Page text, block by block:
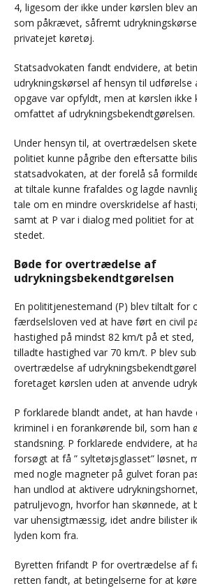
4, ligesom der ikke under kørslen blev
som påkrævet, såfremt
privatejet køretøj.
Statsadvokaten fandt endvidere, at
udrykningskørsel af hensyn til
opgave var opfyldt, men at kørslen ikke
omfattet af udrykningsbekendtgørelsen.
Under hensyn til, at overtrædelsen
politiet kunne pågribe den eftersatte
statsadvokaten, at der forelå så
at tiltale kunne frafaldes og lagde
tale om en mindre overskridelse af
samt at P var i dialog med politiet for
stedet.
Bøde for overtrædelse af
udrykningsbekendtgørelsen
En polititjenestemand (P) blev tiltalt for
færdselsloven ved at have ført en civil
hastighed på mindst 82 km/t på et
tilladte hastighed var 70 km/t. P blev
overtrædelse af
foretaget kørslen uden at anvende
P forklarede blandt andet, at han
kriminel i en forankørende bil, som han
standsning. P forklarede endvidere, at
forsøgt at få ” syltetøjsglasset” løsnet,
med nogle magneter på gulvet foran
han undlod at aktivere
patruljevogn, hvorfor han skønnede, at
var uhensigtmæssig, idet andre bilister
lyden kom fra.
Byretten frifandt P for overtrædelse af
retten fandt, at betingelserne for at